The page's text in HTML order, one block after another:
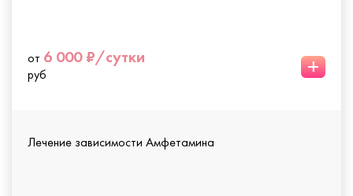
от 6 000 ₽/сутки
руб +
Лечение зависимости Амфетамина